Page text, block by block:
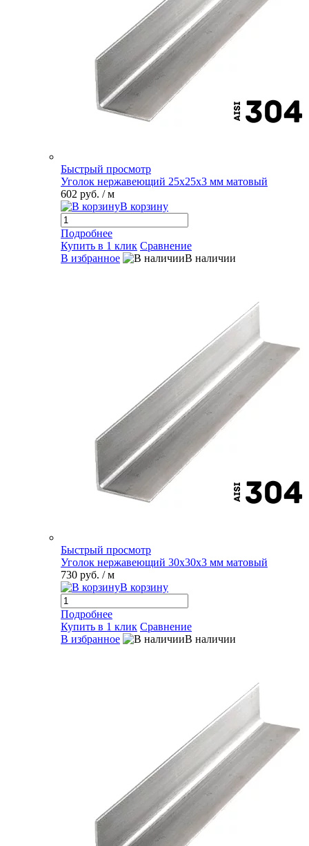
Быстрый просмотр
Уголок нержавеющий 25х25х3 мм матовый
602 руб. / м
В корзину
Подробнее
Купить в 1 клик Сравнение
В избранное
В наличии
Быстрый просмотр
Уголок нержавеющий 30х30х3 мм матовый
730 руб. / м
В корзину
Подробнее
Купить в 1 клик Сравнение
В избранное
В наличии